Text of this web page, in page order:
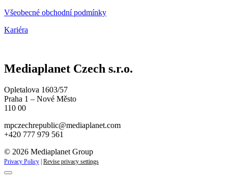
Všeobecné obchodní podmínky
Kariéra
Mediaplanet Czech s.r.o.
Opletalova 1603/57
Praha 1 – Nové Město
110 00
mpczechrepublic@mediaplanet.com
+420 777 979 561
© 2026 Mediaplanet Group
Privacy Policy Revise privacy settings